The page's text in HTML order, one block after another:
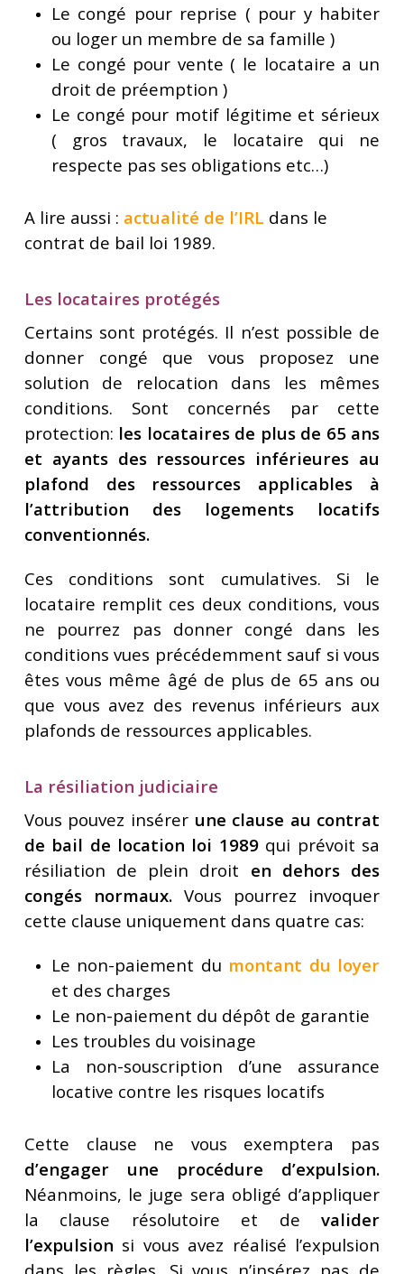
Le congé pour reprise ( pour y habiter
ou loger un membre de sa famille )
Le congé pour vente ( le locataire a un
droit de préemption )
Le congé pour motif légitime et sérieux
( gros travaux, le locataire qui ne
respecte pas ses obligations etc…)
A lire aussi : actualité de l’IRL dans le
contrat de bail loi 1989.
Les locataires protégés
Certains sont protégés. Il n’est possible de
donner congé que vous proposez une
solution de relocation dans les mêmes
conditions. Sont concernés par cette
protection: les locataires de plus de 65 ans
et ayants des ressources inférieures au
plafond des ressources applicables à
l’attribution des logements locatifs
conventionnés.
Ces conditions sont cumulatives. Si le
locataire remplit ces deux conditions, vous
ne pourrez pas donner congé dans les
conditions vues précédemment sauf si vous
êtes vous même âgé de plus de 65 ans ou
que vous avez des revenus inférieurs aux
plafonds de ressources applicables.
La résiliation judiciaire
Vous pouvez insérer une clause au contrat
de bail de location loi 1989 qui prévoit sa
résiliation de plein droit en dehors des
congés normaux.Vous pourrez invoquer
cette clause uniquement dans quatre cas:
Le non-paiement du montant du loyer
et des charges
Le non-paiement du dépôt de garantie
Les troubles du voisinage
La non-souscription d’une assurance
locative contre les risques locatifs
Cette clause ne vous exemptera pas
d’engager une procédure d’expulsion.
Néanmoins, le juge sera obligé d’appliquer
la clause résolutoire et devalider
l’expulsion si vous avez réalisé l’expulsion